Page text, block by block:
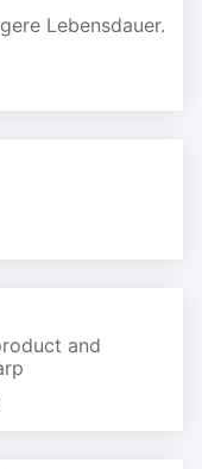
Lebensdauer.
and